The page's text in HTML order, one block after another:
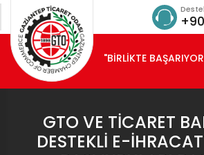
"BİRLİKTE
GTO VE TICARET
DESTEKLI E-